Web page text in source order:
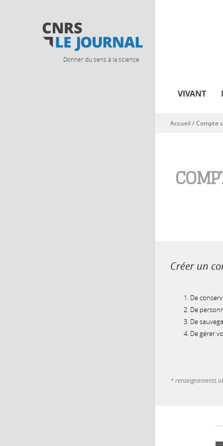
Donner du sens à la science
VIVANT
Vous êtes ici
Accueil/Compte
Créer un
De
De
De
De gérer
* renseignements